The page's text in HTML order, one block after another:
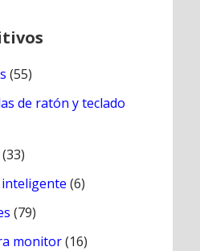
(55)
de ratón y teclado
(33)
(6)
(79)
monitor(16)